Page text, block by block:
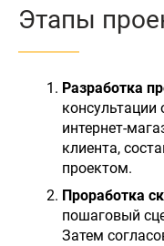
Этапы
Разработка
консультации
интернет-
клиента,
проектом.
Проработка
пошаговый
Затем